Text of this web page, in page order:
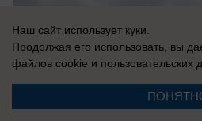
Наш сайт использует куки.
Продолжая его использовать, вы
файлов cookie и пользовательских